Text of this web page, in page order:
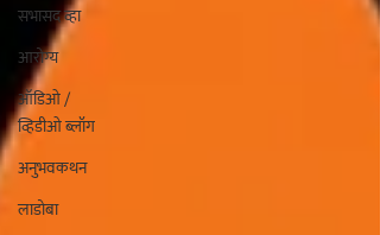
सभासद व्हा
आरोग्य
ऑडिओ /
व्हिडीओ ब्लॉग
अनुभवकथन
लाडोबा